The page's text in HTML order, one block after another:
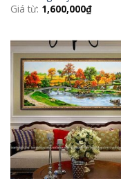
Giá từ: 1,600,000₫